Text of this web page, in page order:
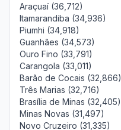
Araçuaí (36,712)
Itamarandiba (34,936)
Piumhi (34,918)
Guanhães (34,573)
Ouro Fino (33,791)
Carangola (33,011)
Barão de Cocais (32,866)
Três Marias (32,716)
Brasília de Minas (32,405)
Minas Novas (31,497)
Novo Cruzeiro (31,335)